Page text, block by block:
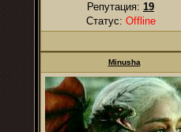
Репутация: 19
Статус: Offline
Minusha